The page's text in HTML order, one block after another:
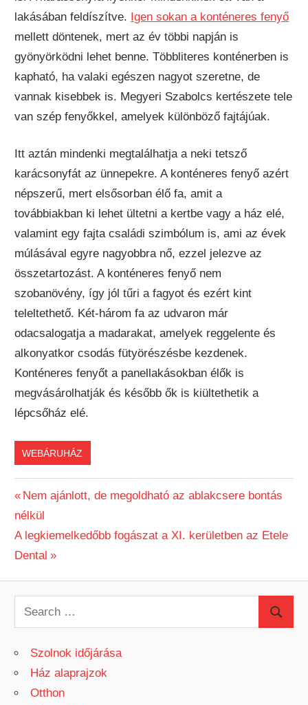
lakásában feldíszítve. Igen sokan a konténeres fenyő
mellett döntenek, mert az év többi napján is
gyönyörködni lehet benne. Többliteres konténerben is
kapható, ha valaki egészen nagyot szeretne, de
vannak kisebbek is. Megyeri Szabolcs kertészete tele
van szép fenyőkkel, amelyek különböző fajtájúak.
Itt aztán mindenki megtalálhatja a neki tetsző
karácsonyfát az ünnepekre. A konténeres fenyő azért
népszerű, mert elsősorban élő fa, amit a
továbbiakban ki lehet ültetni a kertbe vagy a ház elé,
valamint egy fajta családi szimbólum is, ami az évek
múlásával egyre nagyobbra nő, ezzel jelezve az
összetartozást. A konténeres fenyő nem
szobanövény, így jól tűri a fagyot és ezért kint
teleltethető. Két-három fa az udvaron már
odacsalogatja a madarakat, amelyek reggelente és
alkonyatkor csodás fütyörészésbe kezdenek.
Konténeres fenyőt a panellakásokban élők is
megvásárolhatják és később ők is kiültethetik a
lépcsőház elé.
WEBÁRUHÁZ
Bejegyzés
navigáció
Previous
Post:
Nem ajánlott, de megoldható az ablakcsere bontás
nélkül
Next
Post:
A legkiemelkedőbb fogászat a XI. kerületben az Etele
Dental
e
Szolnok időjárása
Ház alaprajzok
Otthon